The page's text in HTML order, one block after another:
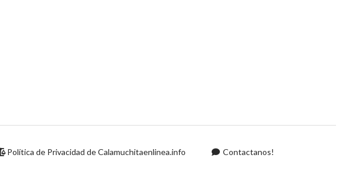
Política de Privacidad de Calamuchitaenlinea.info
Contactanos!